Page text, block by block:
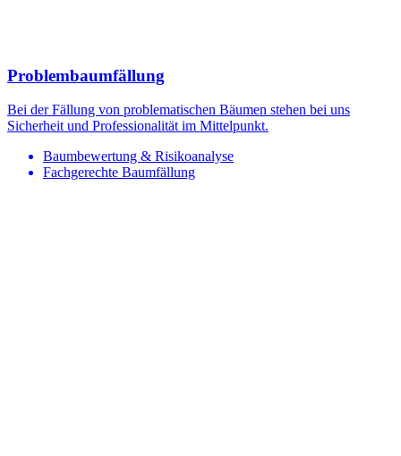
Problembaumfällung
Bei der Fällung von problematischen Bäumen stehen bei uns
Sicherheit und Professionalität im Mittelpunkt.
Baumbewertung & Risikoanalyse
Fachgerechte Baumfällung